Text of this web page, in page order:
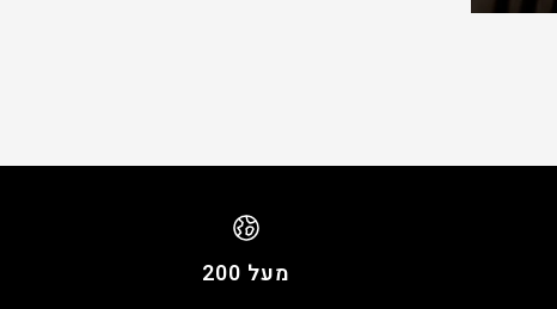
מעל 200